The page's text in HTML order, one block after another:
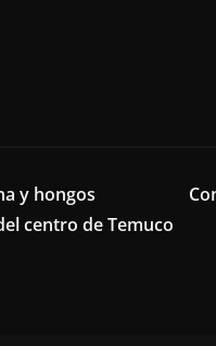
y hongos
centro de Temuco